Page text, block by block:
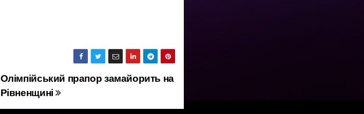
Олімпійський прапор замайорить на
Рівненщині